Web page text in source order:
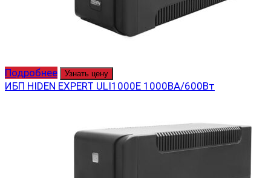
Подробнее Узнать цену
ИБП HIDEN EXPERT ULI1000E 1000ВА/600Вт